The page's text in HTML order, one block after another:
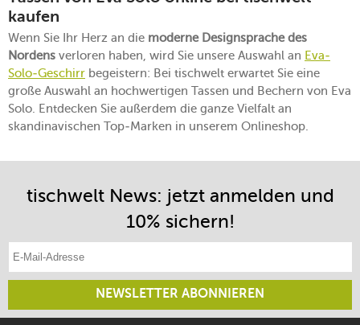
kaufen
Wenn Sie Ihr Herz an die moderne Designsprache des
Nordens verloren haben, wird Sie unsere Auswahl an Eva-
Solo-Geschirr begeistern: Bei tischwelt erwartet Sie eine
große Auswahl an hochwertigen Tassen und Bechern von Eva
Solo. Entdecken Sie außerdem die ganze Vielfalt an
skandinavischen Top-Marken in unserem Onlineshop.
tischwelt News: jetzt anmelden und
10% sichern!
E-Mail-Adresse eintragen
NEWSLETTER ABONNIEREN